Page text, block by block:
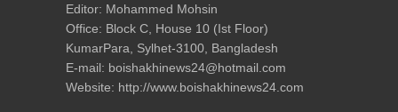
Editor: Mohammed Mohsin
Office: Block C, House 10 (Ist Floor)
KumarPara, Sylhet-3100, Bangladesh
E-mail: boishakhinews24@hotmail.com
Website: http://www.boishakhinews24.com